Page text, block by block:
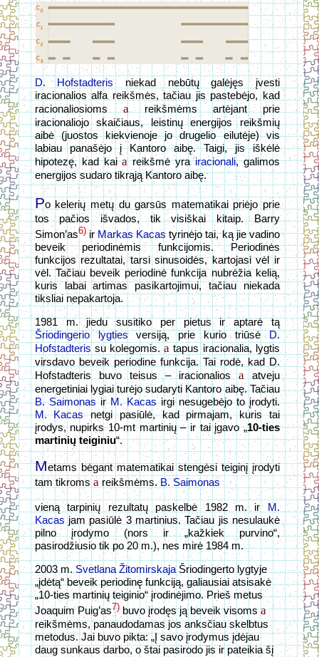
D. Hofstadterisniekad nebūtų galėjęs įvesti
iracionalios alfa reikšmės, tačiau jis pastebėjo, kad
racionaliosiomsareikšmėms artėjant prie
iracionaliojo skaičiaus, leistinų energijos reikšmių
aibė (juostos kiekvienoje jo drugelio eilutėje) vis
labiau panašėjo į Kantoro aibę. Taigi, jis iškėlė
hipotezę, kad kaiareikšmė yrairacionali, galimos
energijos sudaro tikrąją Kantoro aibę.
Po kelerių metų du garsūs matematikai priėjo prie
tos pačios išvados, tik visiškai kitaip. Barry
Simon’as6)irMarkas Kacastyrinėjo tai, ką jie vadino
beveik periodinėmis funkcijomis. Periodinės
funkcijos rezultatai, tarsi sinusoidės, kartojasi vėl ir
vėl. Tačiau beveik periodinė funkcija nubrėžia kelią,
kuris labai artimas pasikartojimui, tačiau niekada
tiksliai nepakartoja.
1981 m. jiedu susitiko per pietus ir aptarė tą
Šriodingerio lygtiesversiją, prie kurio triūsėD.
Hofstadteris su kolegomis.atapus iracionalia, lygtis
virsdavo beveik periodine funkcija. Tai rodė, kad D.
Hofstadteris buvo teisus – iracionaliosaatveju
energetiniai lygiai turėjo sudaryti Kantoro aibę. Tačiau
B. SaimonasirM. Kacasirgi nesugebėjo to įrodyti.
M. Kacasnetgi pasiūlė, kad pirmajam, kuris tai
įrodys, nupirks 10-mt martinių – ir tai įgavo „10-ties
martinių teiginiu“.
Metams bėgant matematikai stengėsi teiginį įrodyti
tam tikromsareikšmėms. B. Saimonas
vieną tarpinių rezultatų paskelbė 1982 m. ir M.
Kacasjam pasiūlė 3 martinius. Tačiau jis nesulaukė
pilno įrodymo (nors ir „kažkiek purvino“,
pasirodžiusio tik po 20 m.), nes mirė 1984 m.
2003 m. Svetlana ŽitomirskajaŠriodingerto lygtyje
„įdėtą“ beveik periodinę funkciją, galiausiai atsisakė
„10-ties martinių teiginio“ įrodinėjimo. Prieš metus
Joaquim Puig’as7)buvo įrodęs ją beveik visomsa
reikšmėms, panaudodamas jos anksčiau skelbtus
metodus. Jai buvo pikta: „Į savo įrodymus įdėjau
daug sunkausdarbo, o štai pasirodo jis ir pateikia šį